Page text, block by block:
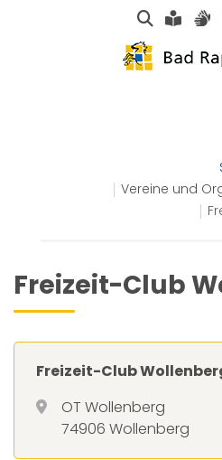
Suche
Vereine und
Freizeit-Club
Freizeit-Club
OT Wollenberg
74906 Wollenberg